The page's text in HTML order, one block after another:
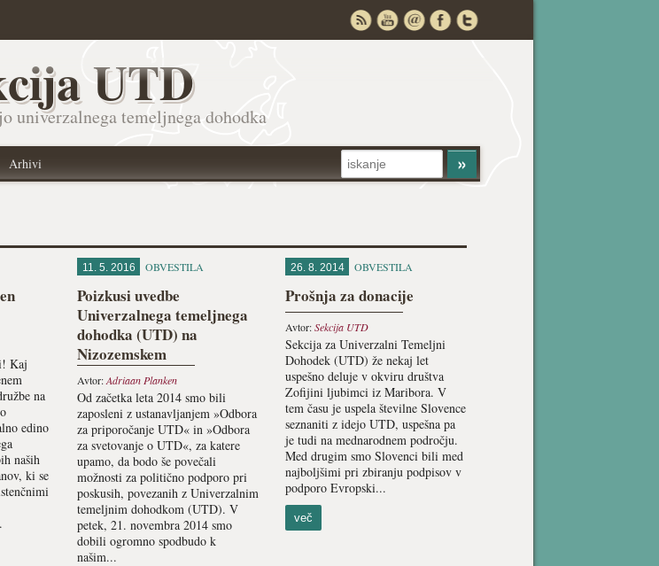
UTD
univerzalnega temeljnega dohodka
Arhivi
Kaj
na
edino
naših
ki se
11. 5. 2016 OBVESTILA
Poizkusi uvedbe
Univerzalnega temeljnega
dohodka (UTD) na
Nizozemskem
Avtor:Adriaan Planken
Od začetka leta 2014 smo bili
zaposleni z ustanavljanjem »Odbora
za priporočanje UTD« in »Odbora
za svetovanje o UTD«, za katere
upamo, da bodo še povečali
možnosti za politično podporo pri
poskusih, povezanih z Univerzalnim
temeljnim dohodkom (UTD). V
petek, 21. novembra 2014 smo
dobili ogromno spodbudo k
našim...
26. 8. 2014 OBVESTILA
Prošnja za donacije
Avtor:Sekcija UTD
Sekcija za Univerzalni Temeljni
Dohodek (UTD) že nekaj let
uspešno deluje v okviru društva
Zofijini ljubimci iz Maribora. V
tem času je uspela številne Slovence
seznaniti z idejo UTD, uspešna pa
je tudi na mednarodnem področju.
Med drugim smo Slovenci bili med
najboljšimi pri zbiranju podpisov v
podporo Evropski...
več